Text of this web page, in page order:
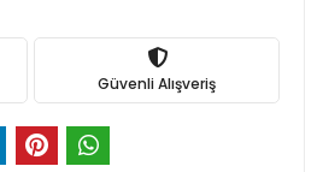
Güvenli Alışveriş